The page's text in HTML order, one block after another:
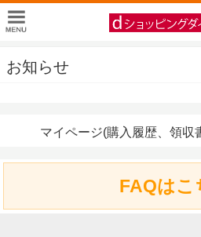
お知らせ
マイページ(購入履歴、領収
FAQはこ